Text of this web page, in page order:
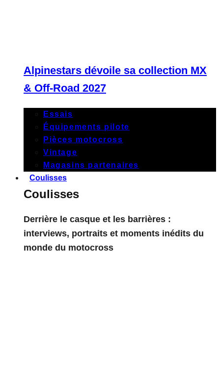
Alpinestars dévoile sa collection MX
& Off-Road 2027
Essais
Équipements pilote
Pièces motocross
Vintage
Magasins partenaires
Coulisses
Coulisses
Derrière le casque et les barrières :
interviews, portraits et moments inédits du
monde du motocross